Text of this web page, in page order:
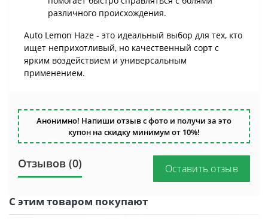
различного происхождения.
Auto Lemon Haze - это идеальный выбор для тех, кто
ищет неприхотливый, но качественный сорт с
ярким воздействием и универсальным
применением.
Анонимно! Напиши отзыв с фото и получи за это
купон на скидку минимум от 10%!
Отзывов (0) Оставить отзыв
С этим товаром покупают